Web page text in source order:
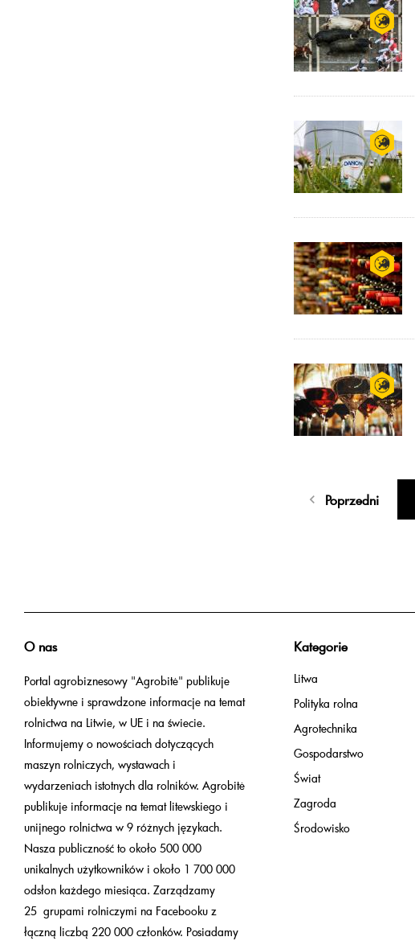
Poprzedni
O nas
Portal agrobiznesowy "Agrobitė" publikuje
obiektywne i sprawdzone informacje na temat
rolnictwa na Litwie, w UE i na świecie.
Informujemy o nowościach dotyczących
maszyn rolniczych, wystawach i
wydarzeniach istotnych dla rolników. Agrobitė
publikuje informacje na temat litewskiego i
unijnego rolnictwa w 9 różnych językach.
Nasza publiczność to około 500 000
unikalnych użytkowników i około 1 700 000
odsłon każdego miesiąca. Zarządzamy
25 grupami rolniczymi na Facebooku z
łączną liczbą 220 000 członków. Posiadamy
Kategorie
Litwa
Polityka rolna
Agrotechnika
Gospodarstwo
Świat
Zagroda
Środowisko